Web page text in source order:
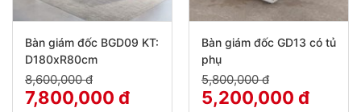
Bàn giám đốc BGD09 KT:
D180xR80cm
8,600,000 đ
7,800,000 đ
Bàn giám đốc GD13 có tủ
phụ
5,800,000 đ
5,200,000 đ